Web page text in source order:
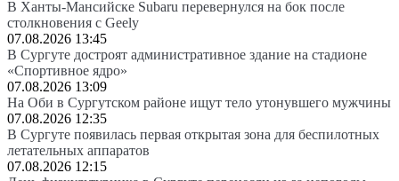
В Ханты-Мансийске Subaru перевернулся на бок после
столкновения с Geely
07.08.2026 13:45
В Сургуте достроят административное здание на стадионе
«Спортивное ядро»
07.08.2026 13:09
На Оби в Сургутском районе ищут тело утонувшего мужчины
07.08.2026 12:35
В Сургуте появилась первая открытая зона для беспилотных
летательных аппаратов
07.08.2026 12:15